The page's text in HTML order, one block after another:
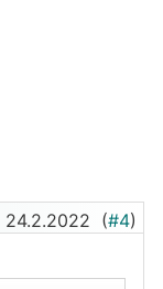
24.2.2022 (#4)